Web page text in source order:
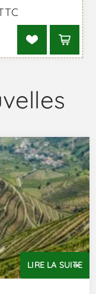
LIRE LA SUITE